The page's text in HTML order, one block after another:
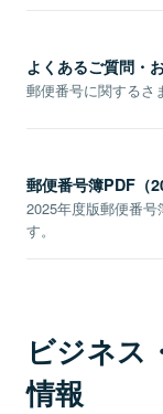
よくあるご質問・
郵便番号に関するさ
郵便番号簿PDF（
2025年度版郵便番
す。
ビジネス
情報